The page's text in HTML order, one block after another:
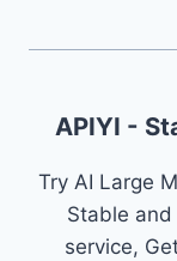
APIYI -
Try AI Large
Stable and
service,